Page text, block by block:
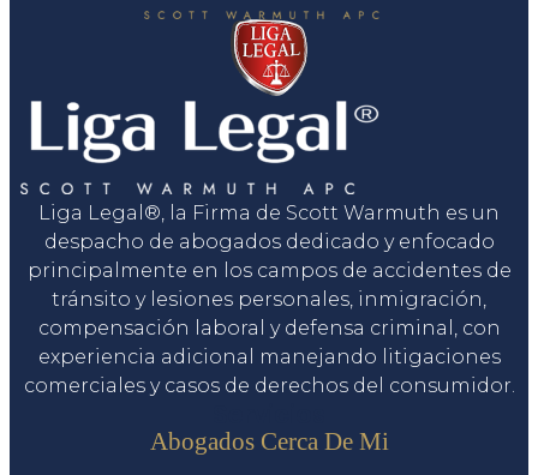
Liga Legal®, la Firma de Scott Warmuth es un
despacho de abogados dedicado y enfocado
principalmente en los campos de accidentes de
tránsito y lesiones personales, inmigración,
compensación laboral y defensa criminal, con
experiencia adicional manejando litigaciones
comerciales y casos de derechos del consumidor.
Abogados Cerca De Mi